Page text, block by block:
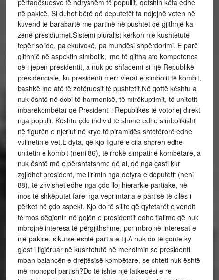
përfaqësuesve të ndryshëm të popullit, qofshin këta edhe
në pakicë. Si duhet bërë që deputetët ta ndjejnë veten në
kuvend të barabartë me partinë në pushtet që gjithnjë ka
zënë presidiumet.Sistemi pluralist kërkon një kushtetutë
tepër solide, pa ekuivokë, pa mundësi shpërdorimi. E parë
gjithnjë në aspektin simbolik, me të gjitha ato kompetenca
që i jepen presidentit, a nuk po shfaqemi si një Republikë
presidenciale, ku presidenti merr vlerat e simbolit të kombit,
bashkë me atë të zotëruesit të pushtetit.Në qoftë kështu a
nuk është në dobi të harmonisë, të mirëkuptimit, të unitetit
mbarëkombëtar që Presidenti i Republikës të votohej direkt
nga populli. Kështu çdo individ të shohë edhe simbolikisht
në figurën e njeriut në krye të piramidës shtetërorë edhe
vullnetin e vet.E dyta, që kjo figurë e cila shpreh edhe
unitetin e kombit (neni 86), të rrokë simpatinë kombëtare, a
nuk është më e përshtatshme që ai, që nga çasti kur
zgjidhet president, me lirimin nga detyra e deputetit (neni
88), të zhvishet edhe nga çdo lloj hierarkie partiake, në
mos të shkëputet fare nga veprimtaria e partisë të cilës i
përket në çdo aspekt. Kjo do të sillte që qytetarët e vendit
të mos dëgjonin në gojën e presidentit edhe fjalime që nuk
mbrojnë interesa të përgjithshme, por mbrojnë interesat e
një pakice, sikurse është partia e tij.A nuk do të çonte ky
gjest i ligjëruar në kushtetutë në mendimin se presidenti
mban balancën e drejtësisë kombëtare, se shteti nuk është
më monopol partish?Do të ishte një fatkeqësi e re